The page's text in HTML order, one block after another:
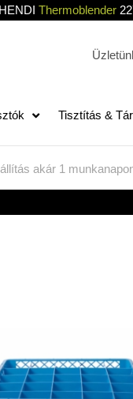
HENDI Thermoblender
Tisztítás &
akár 1